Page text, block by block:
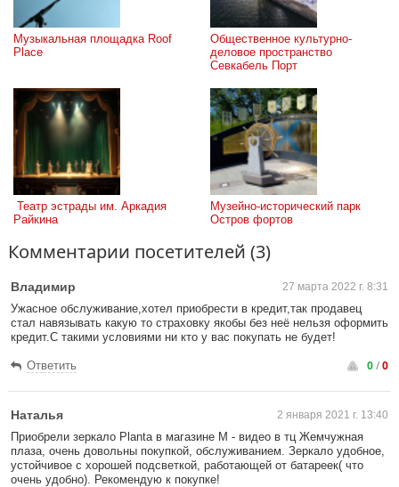
Музыкальная площадка Roof
Place
Общественное культурно-
деловое пространство
Севкабель Порт
Райкина
Музейно-исторический парк
Остров фортов
Комментарии посетителей (3)
Владимир 27 марта 2022 г. 8:31
Ужасное обслуживание,хотел приобрести в кредит,так продавец
стал навязывать какую то страховку якобы без неё нельзя оформить
кредит.С такими условиями ни кто у вас покупать не будет!
Ответить 0/0
Наталья 2 января 2021 г. 13:40
Приобрели зеркало Planta в магазине М - видео в тц Жемчужная
плаза, очень довольны покупкой, обслуживанием. Зеркало удобное,
устойчивое с хорошей подсветкой, работающей от батареек( что
очень удобно). Рекомендую к покупке!